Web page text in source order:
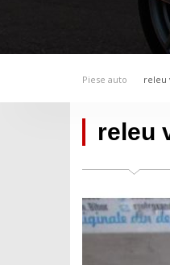
Piese auto releu
releu